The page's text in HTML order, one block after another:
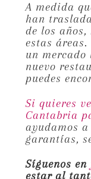
A medida
han
de los
estas áreas.
un
nuevo
puedes
Si quieres
Cantabria
ayudamos
garantías,
Síguenos en
estar al